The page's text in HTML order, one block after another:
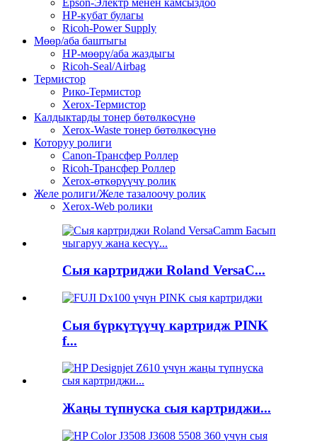
HP-кубат булагы
Ricoh-Power Supply
Мөөр/аба баштыгы
HP-мөөрү/аба жаздыгы
Ricoh-Seal/Airbag
Термистор
Рико-Термистор
Xerox-Термистор
Калдыктарды тонер бөтөлкөсүнө
Xerox-Waste тонер бөтөлкөсүнө
Которуу ролиги
Canon-Трансфер Роллер
Ricoh-Трансфер Роллер
Xerox-өткөрүүчү ролик
Желе ролиги/Желе тазалоочу ролик
Xerox-Web ролики
Сыя картриджи Roland VersaC...
Сыя бүркүтүүчү картридж PINK
f...
Жаңы түпнуска сыя картриджи...